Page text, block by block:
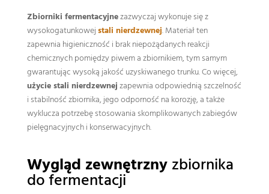
Zbiorniki fermentacyjnezazwyczaj wykonuje się z
wysokogatunkowejstali nierdzewnej. Materiał ten
zapewnia higieniczność i brak niepożądanych reakcji
chemicznych pomiędzy piwem a zbiornikiem, tym samym
gwarantując wysoką jakość uzyskiwanego trunku. Co więcej,
użycie stali nierdzewnejzapewnia odpowiednią szczelność
i stabilność zbiornika, jego odporność na korozję, a także
wyklucza potrzebę stosowania skomplikowanych zabiegów
pielęgnacyjnych i konserwacyjnych.
Wygląd zewnętrznyzbiornika
do fermentacji